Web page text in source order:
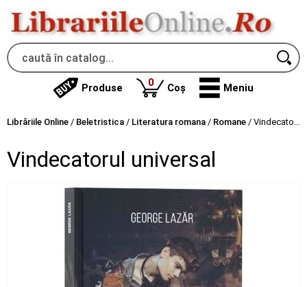
Produse 0produse
Coș Meniu
Librăriile Online / Beletristica / Literatura romana / Romane / Vindecatorul universal
Vindecatorul universal